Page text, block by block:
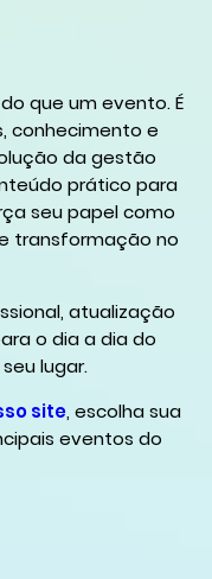
que um evento. É
conhecimento e
da gestão
prático para
seu papel como
transformação no
atualização
o dia a dia do
lugar.
site, escolha sua
eventos do